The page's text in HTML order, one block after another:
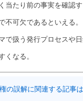
当たり前の事実を確認
不可欠であるといえる
で扱う発行プロセスや
くなる。
の誤解に関連する記事